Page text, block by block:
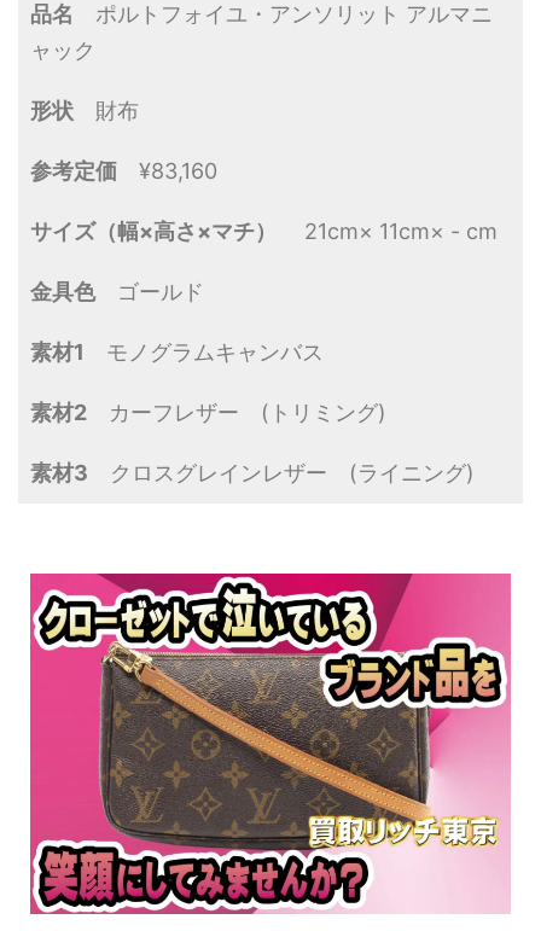
品名 ポルトフォイユ・アンソリット アルマニ
ャック
形状 財布
参考定価 ¥83,160
サイズ（幅×高さ×マチ） 21cm× 11cm× - cm
金具色 ゴールド
素材1 モノグラムキャンバス
素材2 カーフレザー (トリミング)
素材3 クロスグレインレザー (ライニング)